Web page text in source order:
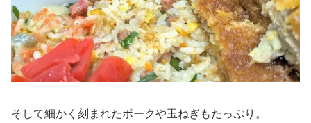
そして細かく刻まれたポークや玉ねぎもたっぷり。